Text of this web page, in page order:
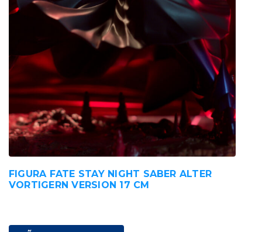
FIGURA FATE STAY NIGHT SABER ALTER
VORTIGERN VERSION 17 CM